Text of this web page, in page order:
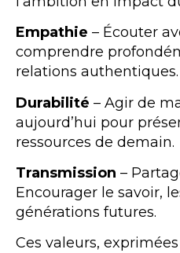
Empathie – Écouter
comprendre
relations authentiques.
Durabilité – Agir de
aujourd’hui pour
ressources de demain.
Transmission –
Encourager le savoir,
générations futures.
Ces valeurs,